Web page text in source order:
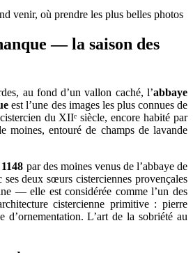
venir, où prendre les plus belles photos
— la saison des
au fond d’un vallon caché, l’abbaye
est l’une des images les plus connues de
du XIIᵉ siècle, encore habité par
moines, entouré de champs de lavande
par des moines venus de l’abbaye de
deux sœurs cisterciennes provençales
— elle est considérée comme l’un des
cistercienne primitive : pierre
d’ornementation. L’art de la sobriété au